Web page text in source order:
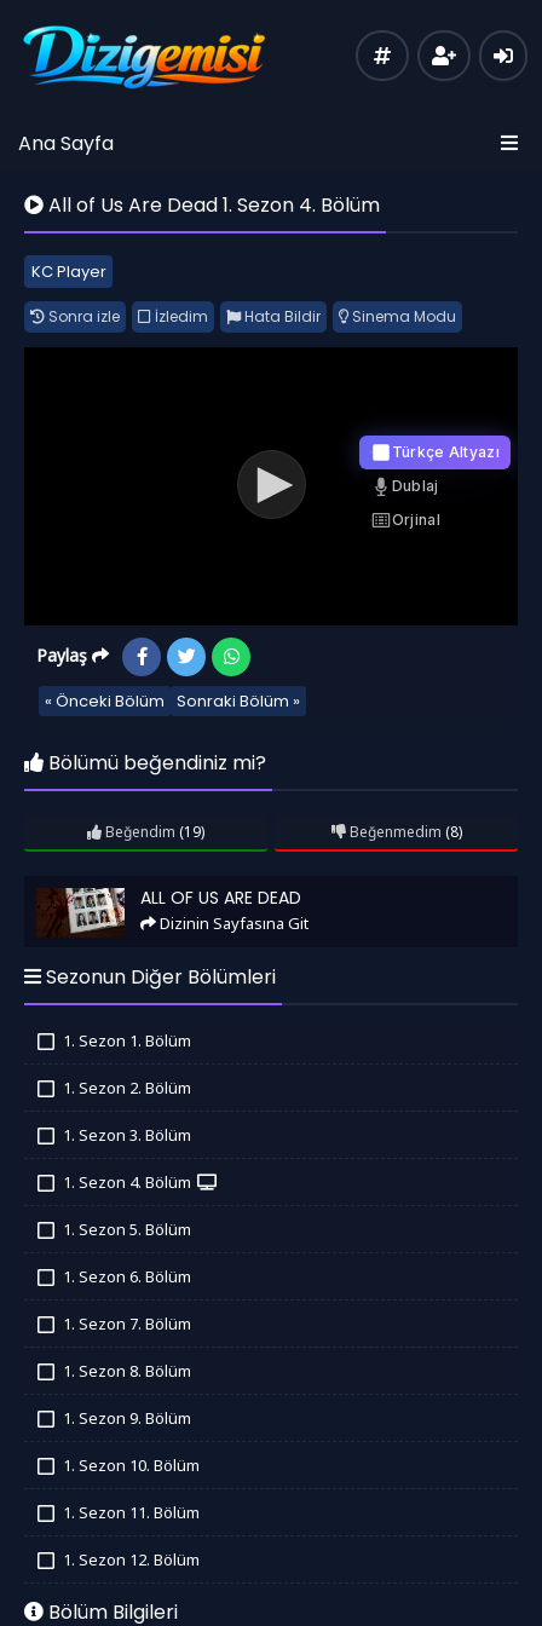
Ana Sayfa
All of Us Are Dead 1. Sezon 4. Bölüm
KC Player
Sonra izle İzledim Hata Bildir Sinema Modu
Paylaş
« Önceki Bölüm Sonraki Bölüm »
Bölümü beğendiniz mi?
Beğendim (19) Beğenmedim (8)
All of Us Are DeadALL OF US ARE DEAD
Dizinin Sayfasına Git
Sezonun Diğer Bölümleri
1. Sezon 1. Bölüm
1. Sezon 2. Bölüm
1. Sezon 3. Bölüm
1. Sezon 4. Bölüm
1. Sezon 5. Bölüm
1. Sezon 6. Bölüm
1. Sezon 7. Bölüm
1. Sezon 8. Bölüm
1. Sezon 9. Bölüm
1. Sezon 10. Bölüm
1. Sezon 11. Bölüm
1. Sezon 12. Bölüm
Bölüm Bilgileri